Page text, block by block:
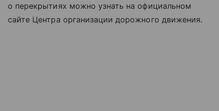
о перекрытиях можно узнать на официальном
сайте Центра организации дорожного движения.